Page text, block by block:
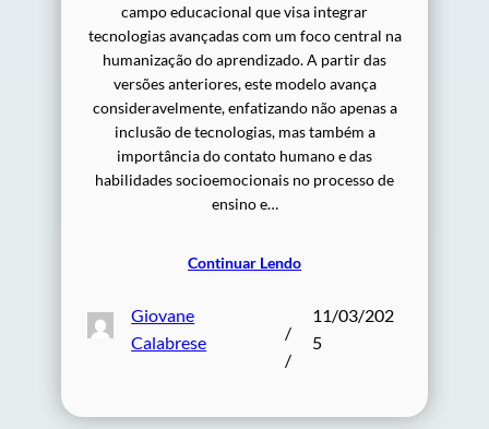
campo educacional que visa integrar
tecnologias avançadas com um foco central na
humanização do aprendizado. A partir das
versões anteriores, este modelo avança
consideravelmente, enfatizando não apenas a
inclusão de tecnologias, mas também a
importância do contato humano e das
habilidades socioemocionais no processo de
ensino e…
Continuar Lendo
Giovane
Calabrese
/
/
11/03/202
5